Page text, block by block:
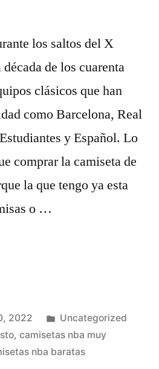
los saltos del X
de los cuarenta
clásicos que han
como Barcelona, Real
y Español. Lo
comprar la camiseta de
la que tengo ya esta
o …
2022
Publicado
en
Uncategorized
, camisetas nba muy
nba baratas